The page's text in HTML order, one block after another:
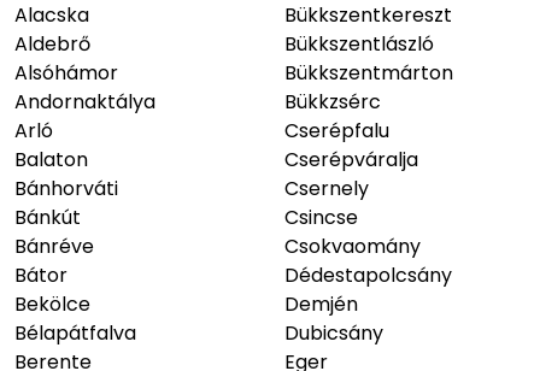
Alacska
Aldebrő
Alsóhámor
Andornaktálya
Arló
Balaton
Bánhorváti
Bánkút
Bánréve
Bátor
Bekölce
Bélapátfalva
Berente
Bükkszentkereszt
Bükkszentlászló
Bükkszentmárton
Bükkzsérc
Cserépfalu
Cserépváralja
Csernely
Csincse
Csokvaomány
Dédestapolcsány
Demjén
Dubicsány
Eger